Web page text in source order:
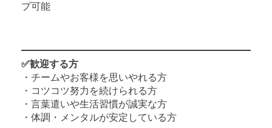
プ可能
✅歓迎する方
・チームやお客様を思いやれる方
・コツコツ努力を続けられる方
・言葉遣いや生活習慣が誠実な方
・体調・メンタルが安定している方